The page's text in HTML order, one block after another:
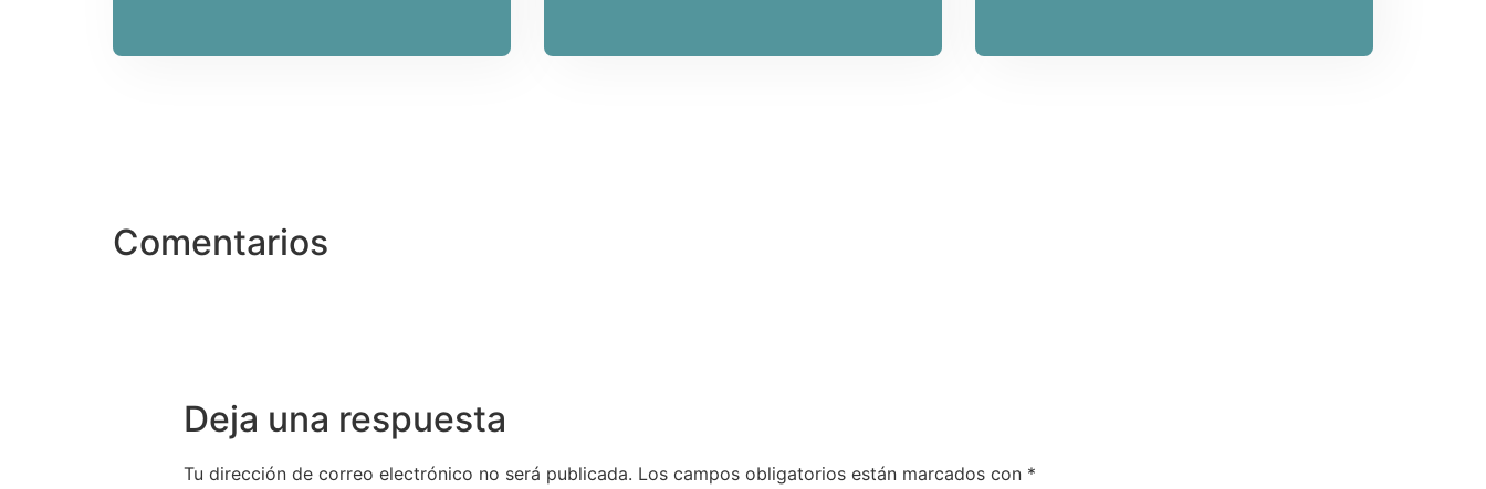
Comentarios
Deja una respuesta
Tu dirección de correo electrónico no será publicada. Los campos obligatorios están marcados con *